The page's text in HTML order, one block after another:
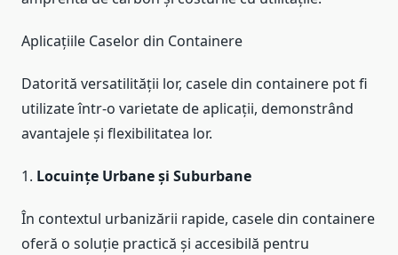
Aplicațiile Caselor din Containere
Datorită versatilității lor, casele din containere pot fi
utilizate într-o varietate de aplicații, demonstrând
avantajele și flexibilitatea lor.
1. Locuințe Urbane și Suburbane
În contextul urbanizării rapide, casele din containere
oferă o soluție practică și accesibilă pentru